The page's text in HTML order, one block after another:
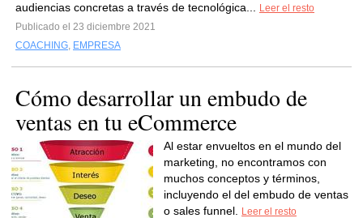
audiencias concretas a través de tecnológica...
Leer el resto
Publicado el 23 diciembre 2021
COACHING, EMPRESA
Cómo desarrollar un embudo de
ventas en tu eCommerce
Al estar envueltos en el mundo del
marketing, no encontramos con
muchos conceptos y términos,
incluyendo el del embudo de ventas
o sales funnel.
Leer el resto